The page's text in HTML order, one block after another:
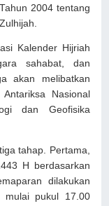
2004 tentang
Kalender Hijriah
sahabat, dan
akan melibatkan
Nasional
dan Geofisika
tahap. Pertama,
H berdasarkan
dilakukan
mulai pukul 17.00